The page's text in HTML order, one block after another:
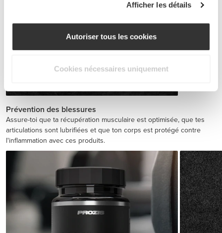
Afficher les détails
Autoriser tous les cookies
Cookies nécessaires uniquement
Prévention des blessures
Assure-toi que ta récupération musculaire est optimisée, que tes
articulations sont lubrifiées et que ton corps est protégé contre
l'inflammation avec ces produits.